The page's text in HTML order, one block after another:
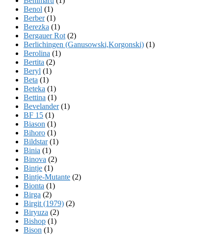
Benol (1)
Berber(1)
Berezka (1)
Bergauer Rot (2)
Berlichingen (Ganusowski,Korgonski) (1)
Berolina (1)
Bertita (2)
Beryl (1)
Beta (1)
Beteka (1)
Bettina (1)
Bevelander(1)
BF 15 (1)
Biason (1)
Bihoro (1)
Bildstar(1)
Binia (1)
Binova (2)
Bintje (1)
Bintje-Mutante (2)
Bionta (1)
Birga (2)
Birgit (1979) (2)
Biryuza (2)
Bishop (1)
Bison (1)